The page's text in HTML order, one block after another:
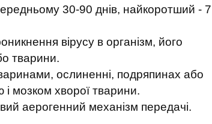
30-90 днів, найкоротший - 7
вірусу в організм, його
тварини.
ослиненні, подряпинах або
мозком хворої тварини.
аерогенний механізм передачі.